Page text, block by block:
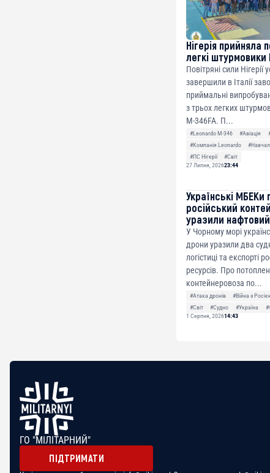
Нігерія прийняла
легкі штурмовики
Повітряні сили Нігерії
завершили в Італії
приймальні
з трьох легких
M-346FA. П...
#Leonardo M-346 #Авіація
#Компанія Leonardo
#ПС Нігерії
#Світ
27 Липня, 202623:44
Українські МБЕКи
російський
уразили
У Чорному морі
дрони уразили два
логістиці та експорті
ресурсів. Про
контейнеровоза по...
#Атака дронів #Війна з
#Світ
#Судно #Україна
1 Серпня, 202614:43
ГО "МІЛІТАРНИЙ"
ПІДТРИМАТИ